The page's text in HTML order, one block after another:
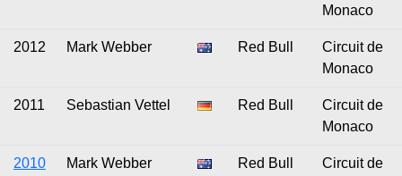
Monaco
2012 Mark Webber Red Bull
Circuit de
Monaco
2011 Sebastian Vettel Red Bull
Circuit de
Monaco
2010 Mark Webber Red Bull
Circuit de